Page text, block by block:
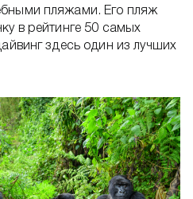
пляжами. Его пляж
в рейтинге 50 самых
здесь один из лучших